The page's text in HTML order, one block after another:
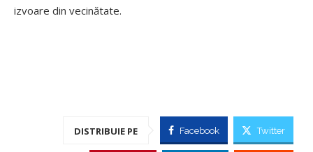
izvoare din vecinătate.
DISTRIBUIE PE Facebook Twitter